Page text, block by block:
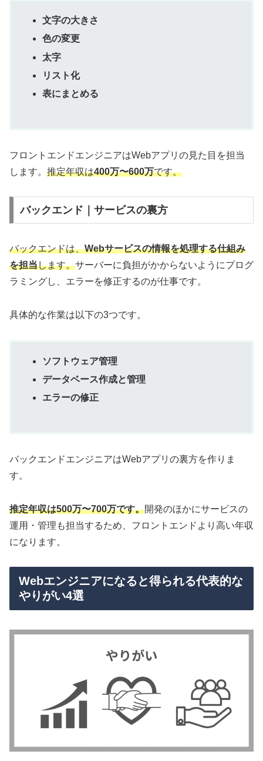
文字の大きさ
色の変更
太字
リスト化
表にまとめる
フロントエンドエンジニアはWebアプリの見た目を担当
します。 推定年収は400万〜600万です。
バックエンド｜サービスの裏方
バックエンドは、Webサービスの情報を処理する仕組み
を担当します。サーバーに負担がかからないようにプログ
ラミングし、エラーを修正するのが仕事です。
具体的な作業は以下の3つです。
ソフトウェア管理
データベース作成と管理
エラーの修正
バックエンドエンジニアはWebアプリの裏方を作りま
す。
推定年収は500万〜700万です。開発のほかにサービスの
運用・管理も担当するため、フロントエンドより高い年収
になります。
Webエンジニアになると得られる代表的な
やりがい4選